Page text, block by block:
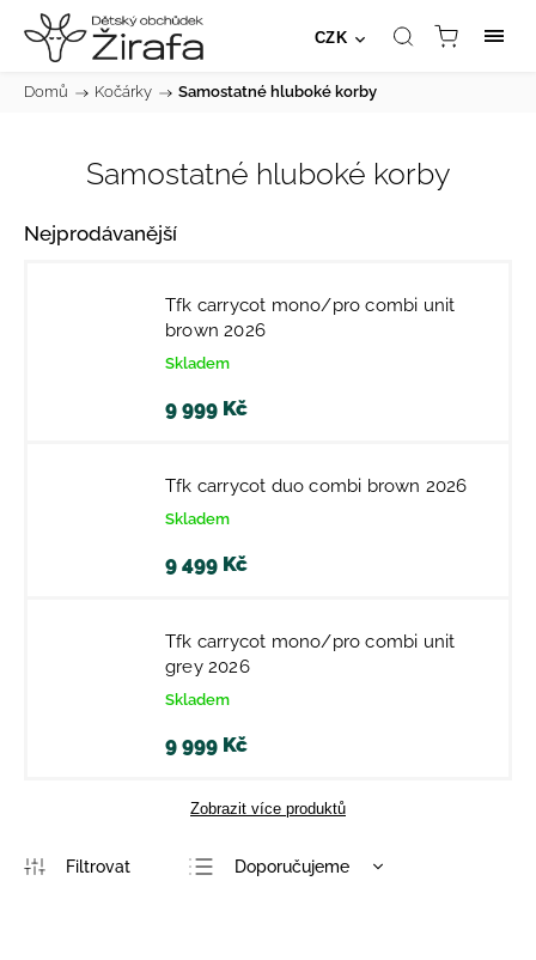
CZK
Domů / Kočárky / Samostatné hluboké korby
Samostatné hluboké korby
Nejprodávanější
Tfk carrycot mono/pro combi unit
brown 2026
Skladem
9 999 Kč
Tfk carrycot duo combi brown 2026
Skladem
9 499 Kč
Tfk carrycot mono/pro combi unit
grey 2026
Skladem
9 999 Kč
Zobrazit více produktů
Doporučujeme